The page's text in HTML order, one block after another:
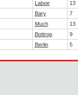
Laboe
13
Bary 7
Much
13
Bottrop 9
Berlin 5